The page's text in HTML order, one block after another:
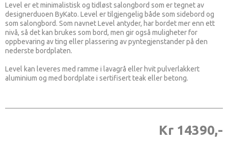
Level er et minimalistisk og tidløst salongbord som er tegnet av
designerduoen ByKato. Level er tilgjengelig både som sidebord og
som salongbord. Som navnet Level antyder, har bordet mer enn ett
nivå, så det kan brukes som bord, men gir også muligheter for
oppbevaring av ting eller plassering av pyntegjenstander på den
nederste bordplaten.
Level kan leveres med ramme i lavagrå eller hvit pulverlakkert
aluminium og med bordplate i sertifisert teak eller betong.
Kr 14390,-